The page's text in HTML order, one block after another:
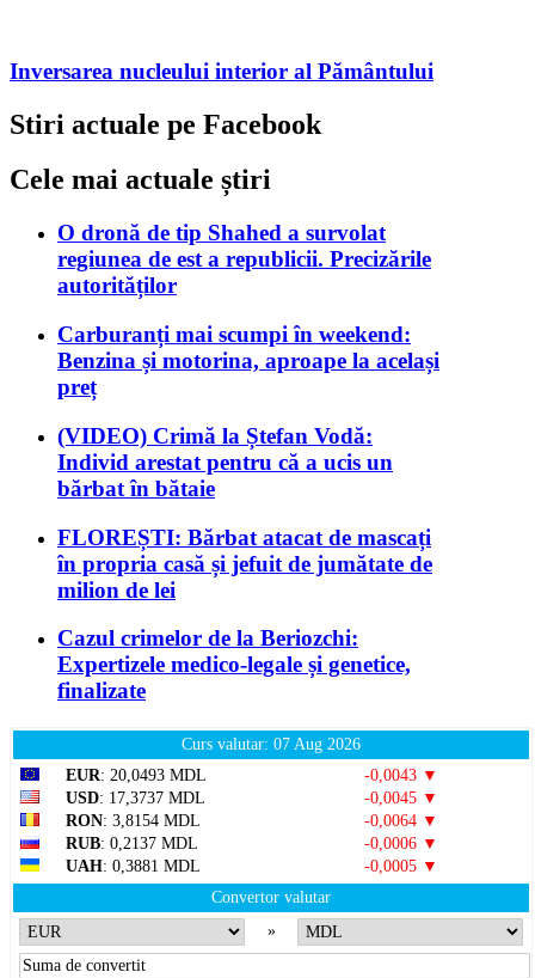
Inversarea nucleului interior al Pământului
Stiri actuale pe Facebook
Cele mai actuale știri
O dronă de tip Shahed a survolat
regiunea de est a republicii. Precizările
autorităților
Carburanți mai scumpi în weekend:
Benzina și motorina, aproape la același
preț
(VIDEO) Crimă la Ștefan Vodă:
Individ arestat pentru că a ucis un
bărbat în bătaie
FLOREȘTI: Bărbat atacat de mascați
în propria casă și jefuit de jumătate de
milion de lei
Cazul crimelor de la Beriozchi:
Expertizele medico-legale și genetice,
finalizate
Curs valutar: 07 Aug 2026
EUR: 20,0493 MDL
-0,0043 ▼
USD: 17,3737 MDL
-0,0045 ▼
RON: 3,8154 MDL
-0,0064 ▼
RUB: 0,2137 MDL
-0,0006 ▼
UAH: 0,3881 MDL
-0,0005 ▼
Convertor valutar
»